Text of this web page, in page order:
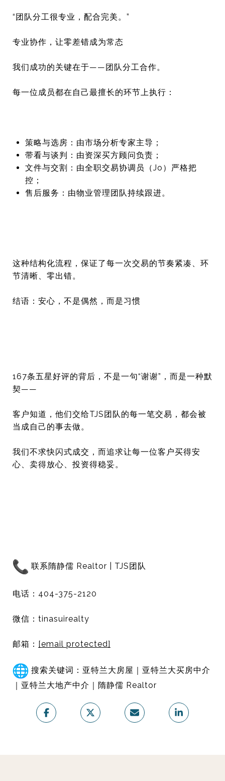
“团队分工很专业，配合完美。”
专业协作，让零差错成为常态
我们成功的关键在于——团队分工合作。
每一位成员都在自己最擅长的环节上执行：
策略与选房：由市场分析专家主导；
带看与谈判：由资深买方顾问负责；
文件与交割：由全职交易协调员（Jo）严格把
控；
售后服务：由物业管理团队持续跟进。
这种结构化流程，保证了每一次交易的节奏紧凑、环
节清晰、 零出错。
结语：安心，不是偶然，而是习惯
167条五星好评的背后，不是一句“谢谢”，而是一种默
契——
客户知道，他们交给TJS团队的每一笔交易， 都会被
当成自己的事去做。
我们不求快闪式成交，而追求让每一位客户买得安
心、卖得放心、 投资得稳妥。
联系隋静儒 Realtor | TJS团队
电话：404-375-2120
微信：tinasuirealty
邮箱： [email protected]
搜索关键词：亚特兰大房屋｜亚特兰大买房中介
｜ 亚特兰大地产中介｜隋静儒 Realtor